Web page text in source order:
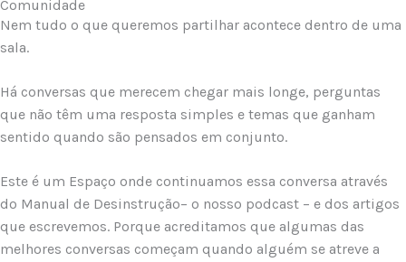
Comunidade
Nem tudo o que queremos partilhar acontece dentro de uma
sala.
Há conversas que merecem chegar mais longe, perguntas
que não têm uma resposta simples e temas que ganham
sentido quando são pensados em conjunto.
Este é um Espaço onde continuamos essa conversa através
do Manual de Desinstrução– o nosso podcast – e dos artigos
que escrevemos. Porque acreditamos que algumas das
melhores conversas começam quando alguém se atreve a